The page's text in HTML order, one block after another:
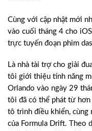
Cùng với cập nhật mới
vào cuối tháng 4 cho
trực tuyến đoạn phim
Là nhà tài trợ cho giải
tôi giới thiệu tính năng
Orlando vào ngày 29
tôi đã có thể phát từ hơn
tô trình điều khiển, cùng
của Formula Drift. Theo